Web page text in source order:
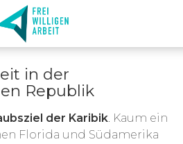
in der
Republik
der Karibik. Kaum ein
Florida und Südamerika